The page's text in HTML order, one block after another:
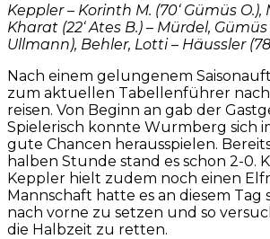
Keppler – Korinth M. (70‘ Gümüs O.),
Kharat (22‘ Ates B.) – Mürdel, Gümüs
Ullmann), Behler, Lotti – Häussler
Nach einem gelungenem
zum aktuellen Tabellenführer
reisen. Von Beginn an gab der
Spielerisch konnte Wurmberg sich
gute Chancen herausspielen.
halben Stunde stand es schon 2-0.
Keppler hielt zudem noch einen
Mannschaft hatte es an diesem Tag
nach vorne zu setzen und so
die Halbzeit zu retten.